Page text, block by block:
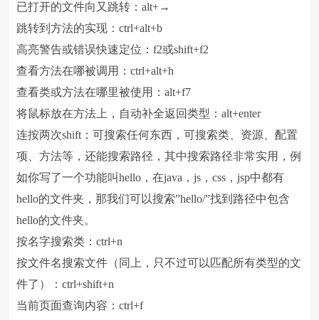
已打开的文件向又跳转：alt+→
跳转到方法的实现：ctrl+alt+b
高亮警告或错误快速定位：f2或shift+f2
查看方法在哪被调用：ctrl+alt+h
查看类或方法在哪里被使用：alt+f7
将鼠标放在方法上，自动补全返回类型：alt+enter
连按两次shift：可搜索任何东西，可搜索类、资源、配置
项、方法等，还能搜索路径，其中搜索路径非常实用，例
如你写了一个功能叫hello，在java，js，css，jsp中都有
hello的文件夹，那我们可以搜索”hello/”找到路径中包含
hello的文件夹。
按名字搜索类：ctrl+n
按文件名搜索文件（同上，只不过可以匹配所有类型的文
件了）：ctrl+shift+n
当前页面查询内容：ctrl+f